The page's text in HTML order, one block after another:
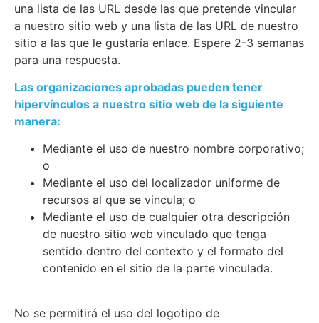
una lista de las URL desde las que pretende vincular
a nuestro sitio web y una lista de las URL de nuestro
sitio a las que le gustaría enlace. Espere 2-3 semanas
para una respuesta.
Las organizaciones aprobadas pueden tener
hipervínculos a nuestro sitio web de la siguiente
manera:
Mediante el uso de nuestro nombre corporativo;
o
Mediante el uso del localizador uniforme de
recursos al que se vincula; o
Mediante el uso de cualquier otra descripción
de nuestro sitio web vinculado que tenga
sentido dentro del contexto y el formato del
contenido en el sitio de la parte vinculada.
No se permitirá el uso del logotipo de